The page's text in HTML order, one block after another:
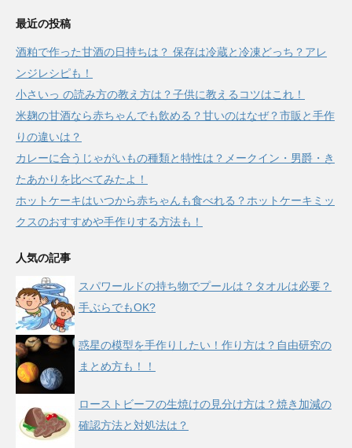
最近の投稿
酒粕で作った甘酒の日持ちは？ 保存は冷蔵と冷凍どっち？アレ
ンジレシピも！
小さいっ の読み方の教え方は？子供に教えるコツはこれ！
米麹の甘酒なら赤ちゃんでも飲める？甘いのはなぜ？市販と手作
りの違いは？
カレーに合うじゃがいもの種類と特性は？メークイン・男爵・き
たあかりを比べてみたよ！
ホットケーキはいつから赤ちゃんも食べれる？ホットケーキミッ
クスのおすすめや手作りする方法も！
人気の記事
スパワールドの持ち物でプールは？タオルは必要？
手ぶらでもOK?
惑星の模型を手作りしたい！作り方は？自由研究の
まとめ方も！！
ローストビーフの生焼けの見分け方は？焼き加減の
確認方法と対処法は？